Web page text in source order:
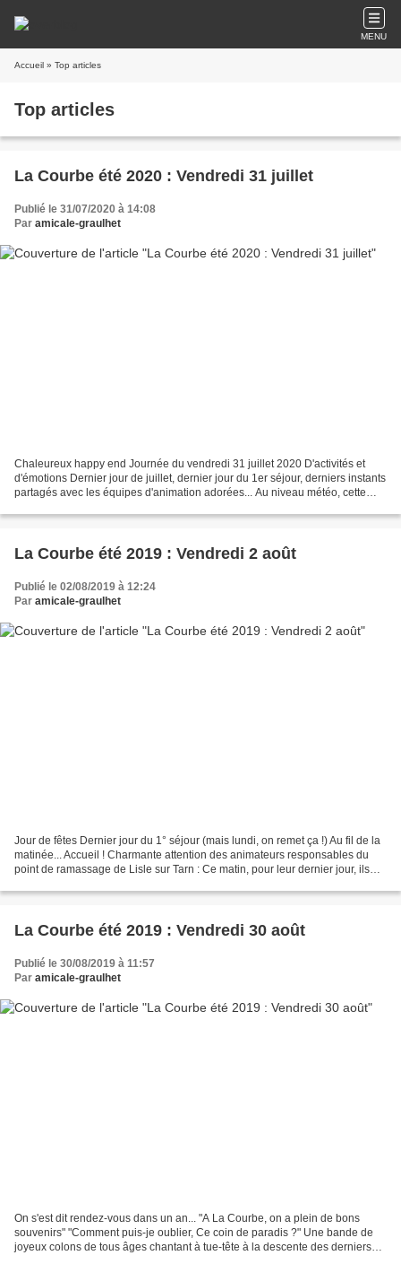
MENU
Accueil » Top articles
Top articles
La Courbe été 2020 : Vendredi 31 juillet
Publié le 31/07/2020 à 14:08
Par amicale-graulhet
Chaleureux happy end Journée du vendredi 31 juillet 2020 D'activités et
d'émotions Dernier jour de juillet, dernier jour du 1er séjour, derniers instants
partagés avec les équipes d'animation adorées... Au niveau météo, cette
La Courbe été 2019 : Vendredi 2 août
Publié le 02/08/2019 à 12:24
Par amicale-graulhet
Jour de fêtes Dernier jour du 1° séjour (mais lundi, on remet ça !) Au fil de la
matinée... Accueil ! Charmante attention des animateurs responsables du
point de ramassage de Lisle sur Tarn : Ce matin, pour leur dernier jour, ils
La Courbe été 2019 : Vendredi 30 août
Publié le 30/08/2019 à 11:57
Par amicale-graulhet
On s'est dit rendez-vous dans un an... "A La Courbe, on a plein de bons
souvenirs" "Comment puis-je oublier, Ce coin de paradis ?" Une bande de
joyeux colons de tous âges chantant à tue-tête à la descente des derniers